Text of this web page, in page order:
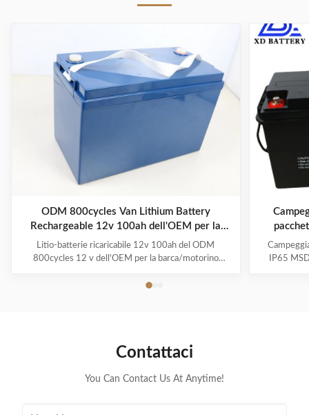
ODM 800cycles Van Lithium Battery
Rechargeable 12v 100ah dell'OEM per la
barca/motorino elettrici
Litio-batterie ricaricabile 12v 100ah del ODM
800cycles 12 v dell'OEM per la barca/motorino
prodotto Rapporto del peso/potere - una batteria
IP65
Contattaci
You Can Contact Us At Anytime!